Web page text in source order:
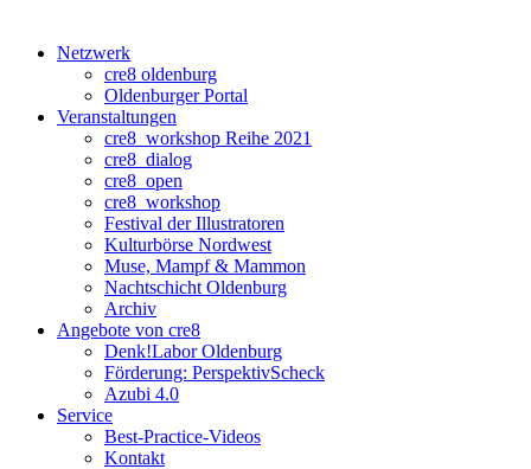
Netzwerk
cre8 oldenburg
Oldenburger Portal
Veranstaltungen
cre8_workshop Reihe 2021
cre8_dialog
cre8_open
cre8_workshop
Festival der Illustratoren
Kulturbörse Nordwest
Muse, Mampf & Mammon
Nachtschicht Oldenburg
Archiv
Angebote von cre8
Denk!Labor Oldenburg
Förderung: PerspektivScheck
Azubi 4.0
Service
Best-Practice-Videos
Kontakt